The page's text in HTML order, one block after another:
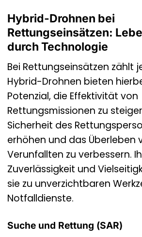
Hybrid-Drohnen bei
Rettungseinsätzen:
durch Technologie
Bei Rettungseinsätzen zählt
Hybrid-Drohnen bieten
Potenzial, die Effektivität von
Rettungsmissionen zu
Sicherheit des
erhöhen und das Überleben
Verunfallten zu verbessern.
Zuverlässigkeit und
sie zu unverzichtbaren
Notfalldienste.
Suche und Rettung (SAR)